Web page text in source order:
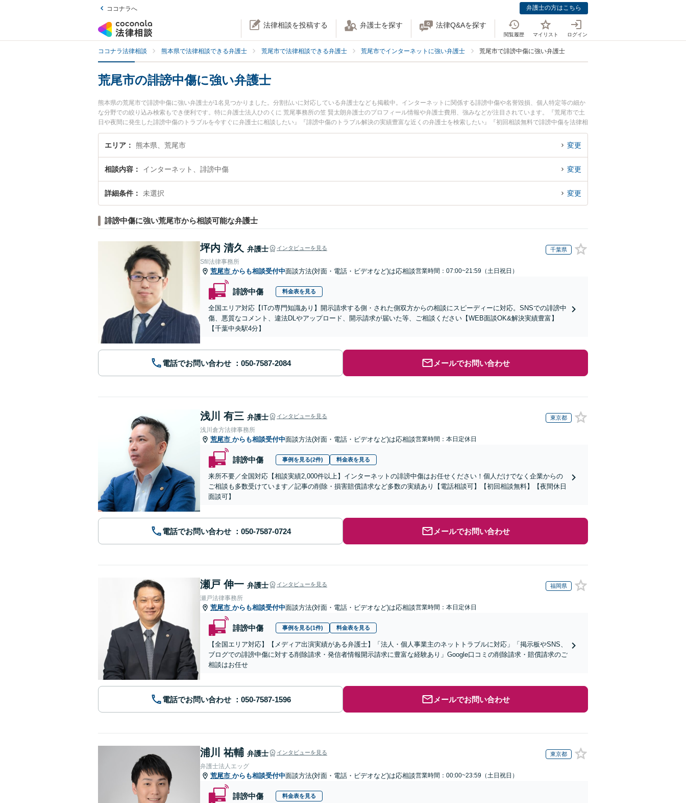
ココナラへ 弁護士の方はこちら
法律相談を投稿する 弁護士を探す 法律Q&Aを探す
閲覧履歴 マイリスト ログイン
ココナラ法律相談 熊本県で法律相談できる弁護士 荒尾市で法律相談できる弁護士 荒尾市でインターネットに強い弁護士 荒尾市で誹謗中傷に強い弁護士
荒尾市の誹謗中傷に強い弁護士
熊本県の荒尾市で誹謗中傷に強い弁護士が1名見つかりました。分割払いに対応している弁護士なども掲載中。インターネットに関係する誹謗中傷や名誉毀損、個人特定等の細か
な分野での絞り込み検索もでき便利です。特に弁護士法人ひのくに 荒尾事務所の笠 賢太朗弁護士のプロフィール情報や弁護士費用、強みなどが注目されています。『荒尾市で土
日や夜間に発生した誹謗中傷のトラブルを今すぐに弁護士に相談したい』『誹謗中傷のトラブル解決の実績豊富な近くの弁護士を検索したい』『初回相談無料で誹謗中傷を法律相
談できる荒尾市内の弁護士に相談予約したい』などでお困りの相談者さんにおすすめです。
エリア 熊本県、荒尾市 変更
相談内容 インターネット、誹謗中傷 変更
詳細条件 未選択 変更
誹謗中傷に強い荒尾市から相談可能な弁護士
坪内 清久 弁護士 インタビューを見る 千葉県
Sfil法律事務所
荒尾市 からも相談受付中面談方法(対面・電話・ビデオなど)は応相談営業時間：07:00~21:59（土日祝日）
誹謗中傷 料金表を見る
全国エリア対応【ITの専門知識あり】開示請求する側・された側双方からの相談にスピーディーに対応。SNSでの誹謗中
傷、悪質なコメント、違法DLやアップロード、開示請求が届いた等、ご相談ください【WEB面談OK&解決実績豊富】
【千葉中央駅4分】
電話でお問い合わせ メールでお問い合わせ
浅川 有三 弁護士 インタビューを見る 東京都
浅川倉方法律事務所
荒尾市 からも相談受付中面談方法(対面・電話・ビデオなど)は応相談営業時間：本日定休日
誹謗中傷 事例を見る(2件) 料金表を見る
来所不要／全国対応【相談実績2,000件以上】インターネットの誹謗中傷はお任せください！個人だけでなく企業からの
ご相談も多数受けています／記事の削除・損害賠償請求など多数の実績あり【電話相談可】【初回相談無料】【夜間休日
面談可】
電話でお問い合わせ メールでお問い合わせ
瀬戸 伸一 弁護士 インタビューを見る 福岡県
瀬戸法律事務所
荒尾市 からも相談受付中面談方法(対面・電話・ビデオなど)は応相談営業時間：本日定休日
誹謗中傷 事例を見る(1件) 料金表を見る
【全国エリア対応】【メディア出演実績がある弁護士】「法人・個人事業主のネットトラブルに対応」「掲示板やSNS、
ブログでの誹謗中傷に対する削除請求・発信者情報開示請求に豊富な経験あり」Google口コミの削除請求・賠償請求のご
相談はお任せ
電話でお問い合わせ メールでお問い合わせ
浦川 祐輔 弁護士 インタビューを見る 東京都
弁護士法人エッグ
荒尾市 からも相談受付中面談方法(対面・電話・ビデオなど)は応相談営業時間：00:00~23:59（土日祝日）
誹謗中傷 料金表を見る